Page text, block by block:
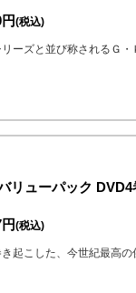
(税込)
ーズと並び称されるＧ
リューパック DVD4
(税込)
起こした、今世紀最高